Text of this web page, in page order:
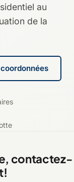
au
de la
contactez-